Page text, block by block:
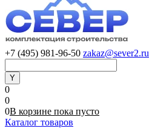
+7 (495) 981-96-50 zakaz@sever2.ru
0
0
0В корзине пока пусто
Каталог товаров